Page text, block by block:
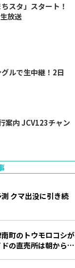
スタ」スタート！
放送
ルで生中継！2日
チャン
続
南町のトウモロコシが
の直売所は朝から長